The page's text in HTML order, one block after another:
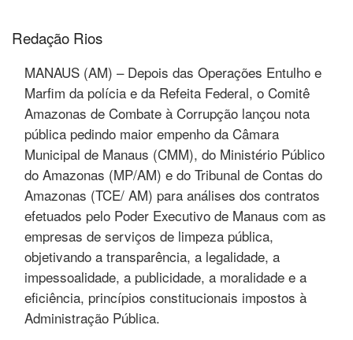
Redação Rios
MANAUS (AM) – Depois das Operações Entulho e
Marfim da polícia e da Refeita Federal, o Comitê
Amazonas de Combate à Corrupção lançou nota
pública pedindo maior empenho da Câmara
Municipal de Manaus (CMM), do Ministério Público
do Amazonas (MP/AM) e do Tribunal de Contas do
Amazonas (TCE/ AM) para análises dos contratos
efetuados pelo Poder Executivo de Manaus com as
empresas de serviços de limpeza pública,
objetivando a transparência, a legalidade, a
impessoalidade, a publicidade, a moralidade e a
eficiência, princípios constitucionais impostos à
Administração Pública.